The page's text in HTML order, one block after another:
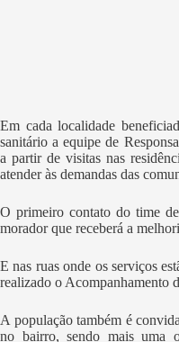
Em cada localidade
sanitário a equipe de
a partir de visitas nas
atender às demandas das
O primeiro contato do time
morador que receberá a
E nas ruas onde os serviços
realizado o Acompanhamento
A população também é
no bairro, sendo mais uma